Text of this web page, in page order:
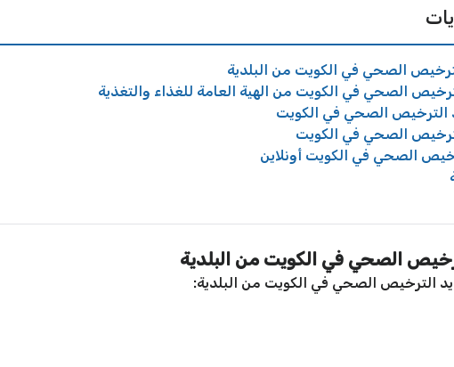
الصحي في الكويت من البلدية
الصحي في الكويت من الهية العامة للغذاء والتغذية
الترخيص الصحي في الكويت
الصحي في الكويت
الصحي في الكويت أونلاين
الصحي في الكويت من البلدية
الترخيص الصحي في الكويت من البلدية: